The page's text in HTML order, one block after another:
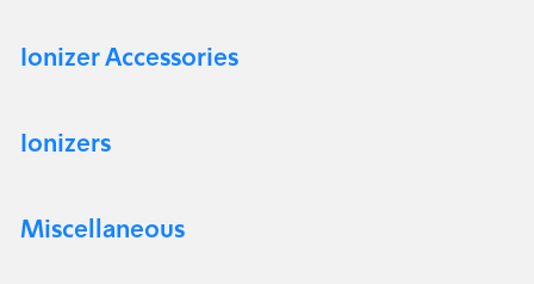
Ionizer Accessories
Ionizers
Miscellaneous